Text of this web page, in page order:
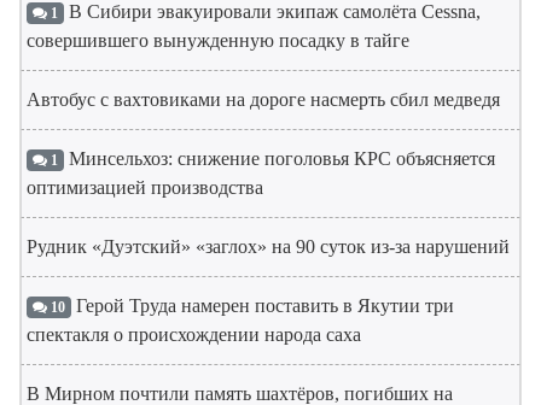
1 В Сибири эвакуировали экипаж самолёта Cessna,
совершившего вынужденную посадку в тайге
Автобус с вахтовиками на дороге насмерть сбил медведя
1 Минсельхоз: снижение поголовья КРС объясняется
оптимизацией производства
Рудник «Дуэтский» «заглох» на 90 суток из-за нарушений
10 Герой Труда намерен поставить в Якутии три
спектакля о происхождении народа саха
В Мирном почтили память шахтёров, погибших на